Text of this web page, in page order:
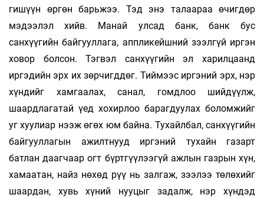
гишүүн өргөн барьжээ. Тэд энэ талаараа өчигдөр
мэдээлэл хийв. Манай улсад банк, банк бус
санхүүгийн байгууллага, аппликейшний зээлгүй иргэн
ховор болсон. Тэгвэл санхүүгийн эл харилцаанд
иргэдийн эрх их зөрчигддөг. Тиймээс иргэний эрх, нэр
хүндийг хамгаалах, санал, гомдлоо шийдүүлж,
шаардлагатай үед хохирлоо барагдуулах боломжийг
уг хуулиар нээж өгөх юм байна. Тухайлбал, санхүүгийн
байгууллагын ажилтнууд иргэний тухайн газарт
батлан даагчаар огт бүртгүүлээгүй ажлын газрын хүн,
хамаатан, найз нөхөд рүү нь залгаж, зээлээ төлөхийг
шаардан, хувь хүний нууцыг задалж, нэр хүндэд